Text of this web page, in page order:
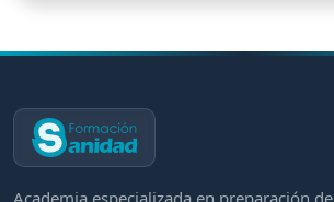
Academia especializada en preparación de